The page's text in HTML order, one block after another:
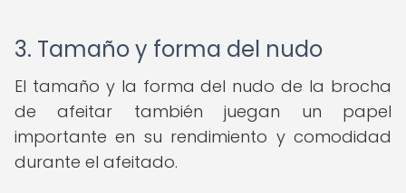
3. Tamaño y forma del nudo
El tamaño y la forma del nudo de la brocha
de afeitar también juegan un papel
importante en su rendimiento y comodidad
durante el afeitado.